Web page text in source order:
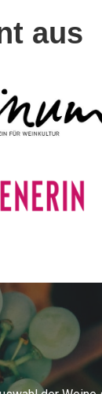
aus